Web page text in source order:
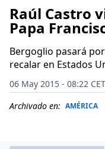
Raúl Castro
Papa
Bergoglio pasará
recalar en Estados
06 May 2015 - 08:22 CET
Archivado en: AMÉRICA